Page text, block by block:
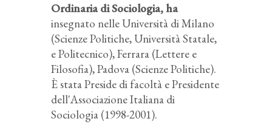
Ordinaria di Sociologia, ha
insegnato nelle Università di Milano
(Scienze Politiche, Università Statale,
e Politecnico), Ferrara (Lettere e
Filosofia), Padova (Scienze Politiche).
È stata Preside di facoltà e Presidente
dell'Associazione Italiana di
Sociologia (1998-2001).